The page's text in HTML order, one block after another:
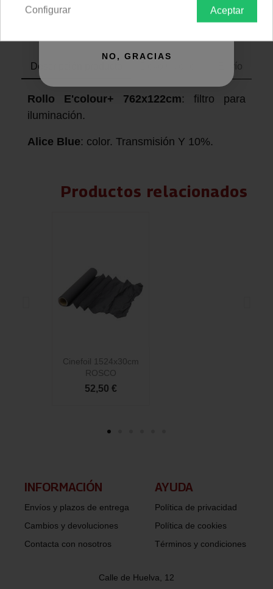
Rollo filtro Rosco E-colour+ E197 Alice Blue
Descripción producto Envío
Rollo E'colour+ 762x122cm: filtro para
iluminación.
Alice Blue: color. Transmisión Y 10%.
Productos relacionados
Cinefoil 1524x30cm
ROSCO
52,50 €
INFORMACIÓN​
Envíos y plazos de entrega
Cambios y devoluciones
Contacta con nosotros
AYUDA
Política de privacidad
Política de cookies
Términos y condiciones
Calle de Huelva, 12
Aceptar
Configurar
NO, GRACIAS